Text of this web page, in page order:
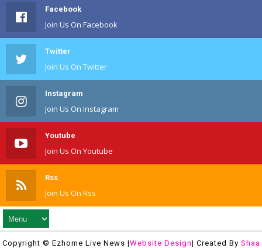
Facebook
Join Us On Facebook
Twitter
Join Us On Twitter
Instagram
Join Us On Instagram
Youtube
Join Us On Youtube
Rss
Join Us On Rss
Copyright © Ezhome Live News |Website Design| Created By Shaa